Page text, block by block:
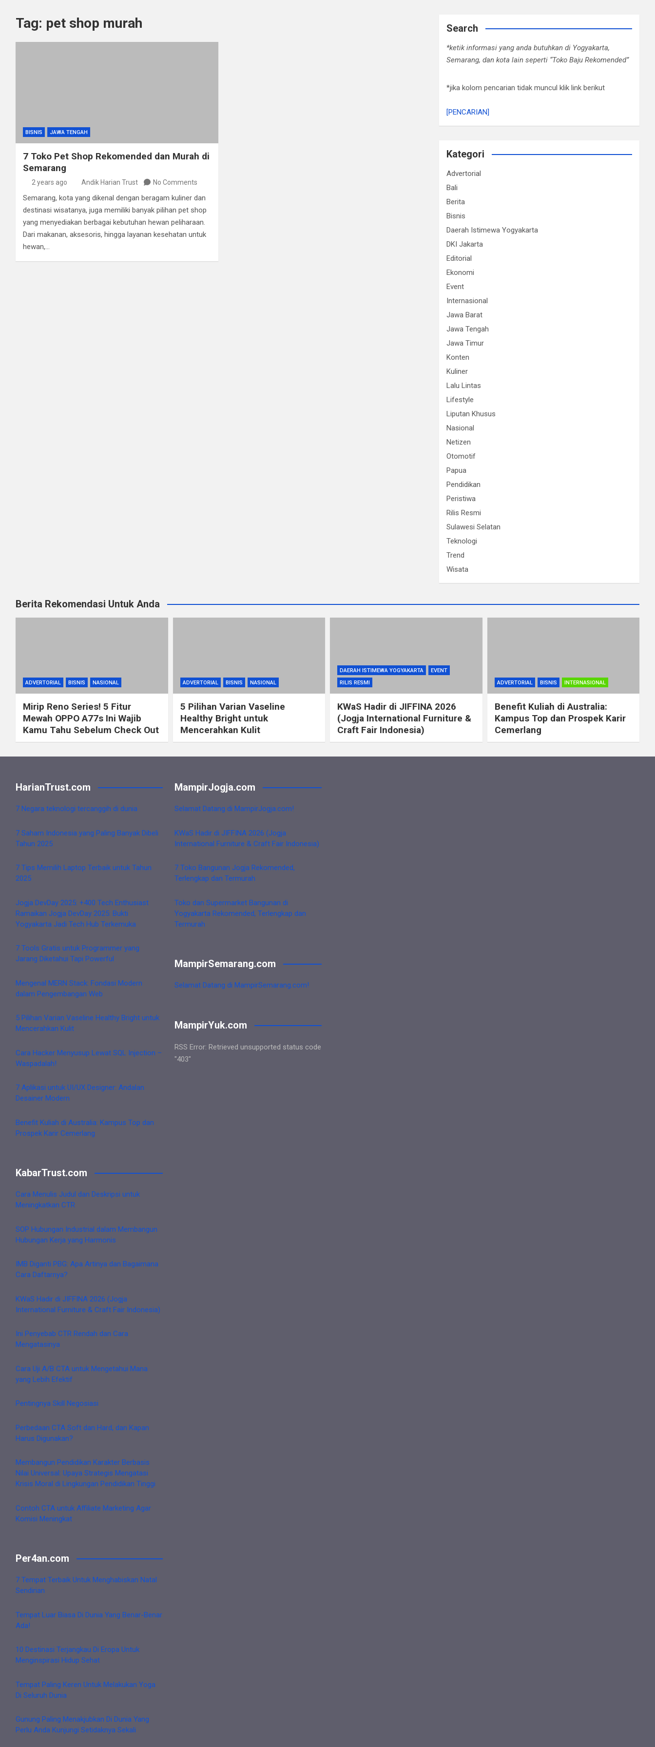
Tag: pet shop murah
BISNIS JAWA TENGAH
7 Toko Pet Shop Rekomended dan Murah di
Semarang
2 years ago Andik Harian Trust No Comments
Semarang, kota yang dikenal dengan beragam kuliner dan
destinasi wisatanya, juga memiliki banyak pilihan pet shop
yang menyediakan berbagai kebutuhan hewan peliharaan.
Dari makanan, aksesoris, hingga layanan kesehatan untuk
hewan,…
Search
*ketik informasi yang anda butuhkan di Yogyakarta,
Semarang, dan kota lain seperti “Toko Baju Rekomended”
*jika kolom pencarian tidak muncul klik link berikut
[PENCARIAN]
Kategori
Advertorial
Bali
Berita
Bisnis
Daerah Istimewa Yogyakarta
DKI Jakarta
Editorial
Ekonomi
Event
Internasional
Jawa Barat
Jawa Tengah
Jawa Timur
Konten
Kuliner
Lalu Lintas
Lifestyle
Liputan Khusus
Nasional
Netizen
Otomotif
Papua
Pendidikan
Peristiwa
Rilis Resmi
Sulawesi Selatan
Teknologi
Trend
Wisata
Berita Rekomendasi Untuk Anda
ADVERTORIAL BISNIS NASIONAL
Mirip Reno Series! 5 Fitur
Mewah OPPO A77s Ini Wajib
Kamu Tahu Sebelum Check Out
ADVERTORIAL BISNIS NASIONAL
5 Pilihan Varian Vaseline
Healthy Bright untuk
Mencerahkan Kulit
DAERAH ISTIMEWA YOGYAKARTA
EVENT
RILIS RESMI
KWaS Hadir di JIFFINA 2026
(Jogja International Furniture &
Craft Fair Indonesia)
ADVERTORIAL BISNIS INTERNASIONAL
Benefit Kuliah di Australia:
Kampus Top dan Prospek Karir
Cemerlang
HarianTrust.com
7 Negara teknologi tercanggih di dunia
7 Saham Indonesia yang Paling Banyak Dibeli
Tahun 2025
7 Tips Memilih Laptop Terbaik untuk Tahun
2025
Jogja DevDay 2025: +400 Tech Enthusiast
Ramaikan Jogja DevDay 2025: Bukti
Yogyakarta Jadi Tech Hub Terkemuka
7 Tools Gratis untuk Programmer yang
Jarang Diketahui Tapi Powerful
Mengenal MERN Stack: Fondasi Modern
dalam Pengembangan Web
5 Pilihan Varian Vaseline Healthy Bright untuk
Mencerahkan Kulit
Cara Hacker Menyusup Lewat SQL Injection –
Waspadalah!
7 Aplikasi untuk UI/UX Designer: Andalan
Desainer Modern
Benefit Kuliah di Australia: Kampus Top dan
Prospek Karir Cemerlang
KabarTrust.com
Cara Menulis Judul dan Deskripsi untuk
Meningkatkan CTR
SOP Hubungan Industrial dalam Membangun
Hubungan Kerja yang Harmonis
IMB Diganti PBG: Apa Artinya dan Bagaimana
Cara Daftarnya?
KWaS Hadir di JIFFINA 2026 (Jogja
International Furniture & Craft Fair Indonesia)
Ini Penyebab CTR Rendah dan Cara
Mengatasinya
Cara Uji A/B CTA untuk Mengetahui Mana
yang Lebih Efektif
Pentingnya Skill Negosiasi
Perbedaan CTA Soft dan Hard, dan Kapan
Harus Digunakan?
Membangun Pendidikan Karakter Berbasis
Nilai Universal: Upaya Strategis Mengatasi
Krisis Moral di Lingkungan Pendidikan Tinggi
Contoh CTA untuk Affiliate Marketing Agar
Komisi Meningkat
Per4an.com
7 Tempat Terbaik Untuk Menghabiskan Natal
Sendirian
Tempat Luar Biasa Di Dunia Yang Benar-Benar
Ada!
10 Destinasi Terjangkau Di Eropa Untuk
Menginspirasi Hidup Sehat
Tempat Paling Keren Untuk Melakukan Yoga
Di Seluruh Dunia
Gunung Paling Menakjubkan Di Dunia Yang
Perlu Anda Kunjungi Setidaknya Sekali
MampirJogja.com
Selamat Datang di MampirJogja.com!
KWaS Hadir di JIFFINA 2026 (Jogja
International Furniture & Craft Fair Indonesia)
7 Toko Bangunan Jogja Rekomended,
Terlengkap dan Termurah
Toko dan Supermarket Bangunan di
Yogyakarta Rekomended, Terlengkap dan
Termurah
MampirSemarang.com
Selamat Datang di MampirSemarang.com!
MampirYuk.com
RSS Error: Retrieved unsupported status code
"403"